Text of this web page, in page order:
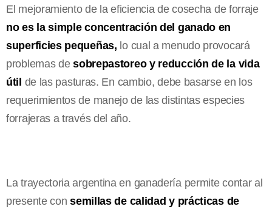
El mejoramiento de la eficiencia de cosecha de forraje
no es la simple concentración del ganado en
superficies pequeñas, lo cual a menudo provocará
problemas desobrepastoreo y reducción de la vida
útil de las pasturas. En cambio, debe basarse en los
requerimientos de manejo de las distintas especies
forrajeras a través del año.
La trayectoria argentina en ganadería permite contar al
presente consemillas de calidad y prácticas de